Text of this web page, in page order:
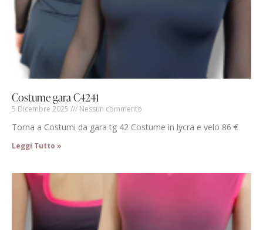
Costume gara C4241
5 Dicembre 2025 Nessun commento
Torna a Costumi da gara tg 42 Costume in lycra e velo 86 €
Leggi Tutto »